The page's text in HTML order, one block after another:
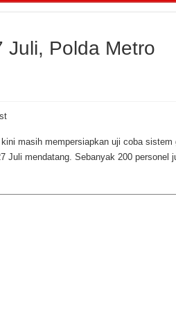
Juli, Polda Metro
masih mempersiapkan uji coba sistem
Juli mendatang. Sebanyak 200 personel